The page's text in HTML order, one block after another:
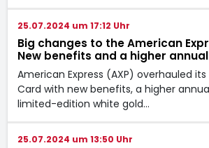
25.07.2024 um 17:12 Uhr
Big changes to the American
New benefits and a higher
American Express (AXP) overhauled
Card with new benefits, a higher
limited-edition white gold…
25.07.2024 um 13:50 Uhr